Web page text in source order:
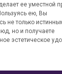
ее уместной
ею, Вы
не только
но и получаете
эстетическое